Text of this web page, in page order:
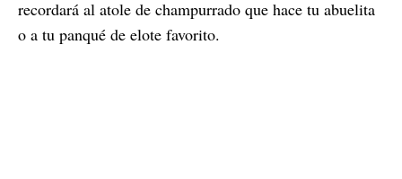
recordará al atole de champurrado que hace tu abuelita
o a tu panqué de elote favorito.